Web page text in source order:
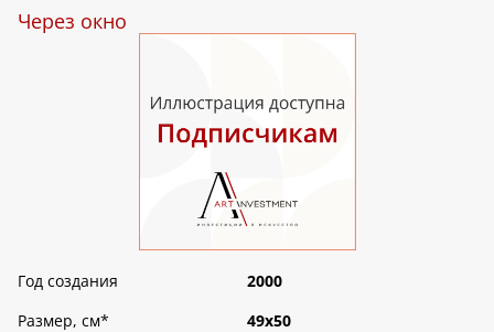
Через окно
Год создания
2000
Размер, см*
49х50